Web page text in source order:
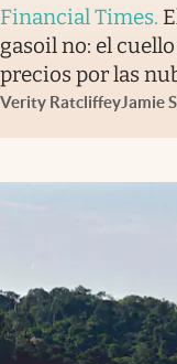
Financial Times.
gasoil no: el
precios por las
Verity RatcliffeyJamie